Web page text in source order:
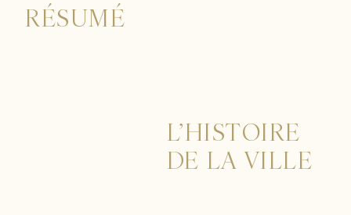
RÉSUMÉ
L’HISTOIRE
DE LA VILLE